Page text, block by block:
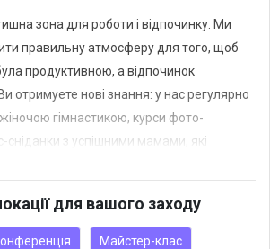
зона для роботи і відпочинку. Ми
правильну атмосферу для того, щоб
продуктивною, а відпочинок
отримуете нові знання: у нас регулярно
гімнастикою, курси фото-
сніданки з успішними мамами, які
Якщо не знаете, де розкрити свій
для вашого заходу
Майстер-клас